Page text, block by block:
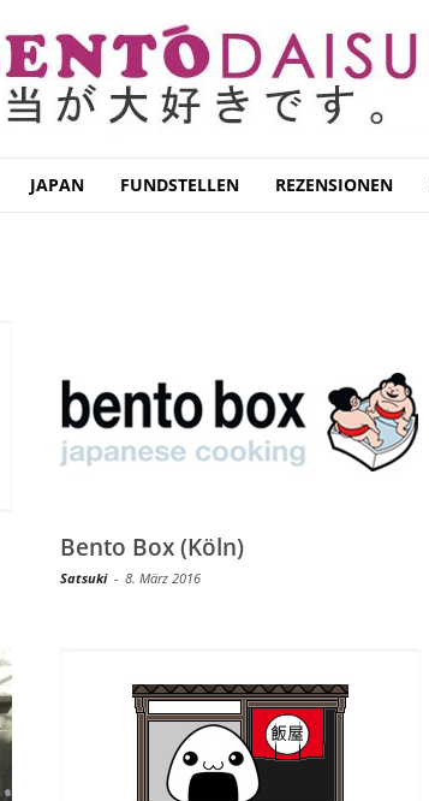
JAPAN FUNDSTELLEN REZENSIONEN
Bento Box (Köln)
Satsuki - 8. März 2016